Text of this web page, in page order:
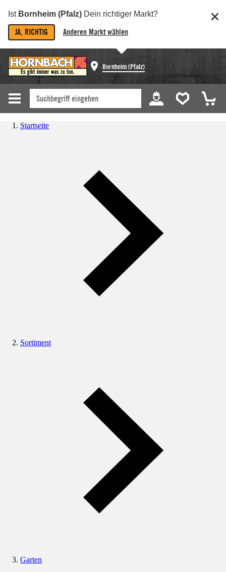
Ist Bornheim (Pfalz) Dein richtiger Markt?
JA, RICHTIG Anderen Markt wählen
Bornheim (Pfalz)
Startseite
Sortiment
Garten